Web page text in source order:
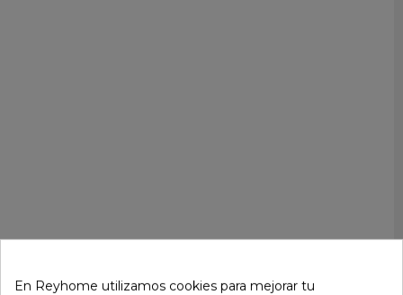
En Reyhome utilizamos cookies para mejorar tu